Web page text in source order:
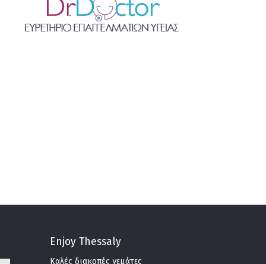
Enjoy Thessaly
Καλές διακοπές γεμάτες